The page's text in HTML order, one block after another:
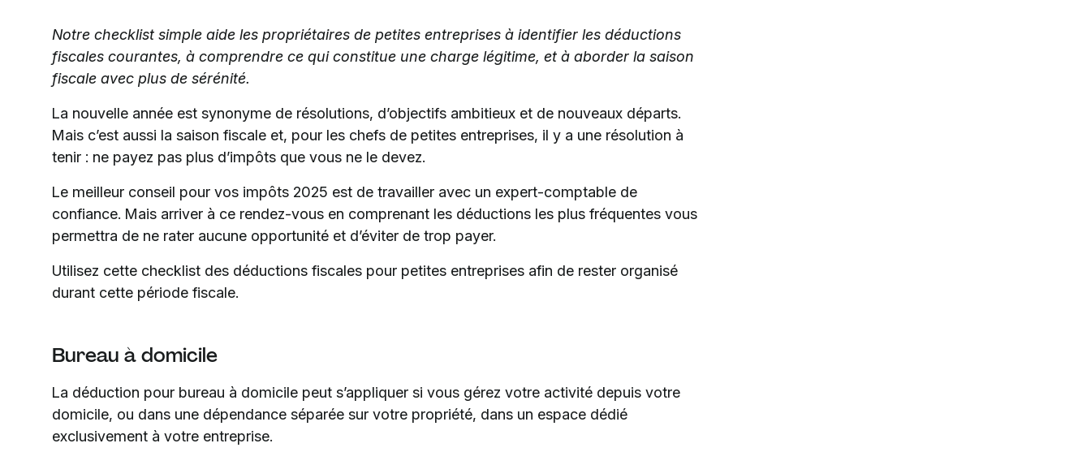
Notre checklist simple aide les propriétaires de petites entreprises à identifier les déductions
fiscales courantes, à comprendre ce qui constitue une charge légitime, et à aborder la saison
fiscale avec plus de sérénité.
La nouvelle année est synonyme de résolutions, d’objectifs ambitieux et de nouveaux départs.
Mais c’est aussi la saison fiscale et, pour les chefs de petites entreprises, il y a une résolution à
tenir : ne payez pas plus d’impôts que vous ne le devez.
Le meilleur conseil pour vos impôts 2025 est de travailler avec un expert-comptable de
confiance. Mais arriver à ce rendez-vous en comprenant les déductions les plus fréquentes vous
permettra de ne rater aucune opportunité et d’éviter de trop payer.
Utilisez cette checklist des déductions fiscales pour petites entreprises afin de rester organisé
durant cette période fiscale.
Bureau à domicile
La déduction pour bureau à domicile peut s’appliquer si vous gérez votre activité depuis votre
domicile, ou dans une dépendance séparée sur votre propriété, dans un espace dédié
exclusivement à votre entreprise.